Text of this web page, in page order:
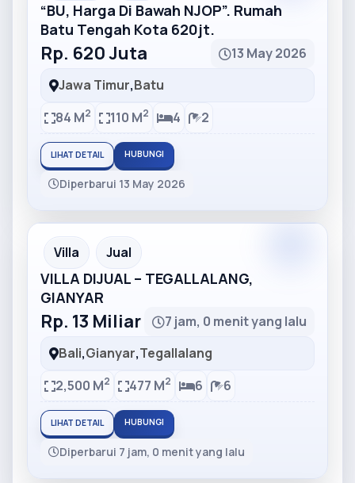
“BU, Harga Di Bawah NJOP”. Rumah
Batu Tengah Kota 620jt.
Rp. 620 Juta
13 May 2026
Jawa Timur,Batu
84 M2 110 M2 4 2
LIHAT DETAIL HUBUNGI
Diperbarui 13 May 2026
Partner Ad
Villa Jual
VILLA DIJUAL – TEGALLALANG,
GIANYAR
Rp. 13 Miliar
7 jam, 0 menit yang lalu
Bali,Gianyar,Tegallalang
2,500 M2 477 M2 6 6
LIHAT DETAIL HUBUNGI
Diperbarui 7 jam, 0 menit yang lalu